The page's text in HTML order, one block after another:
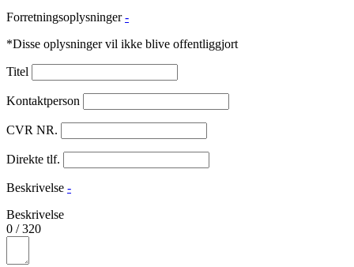
Forretningsoplysninger -
*Disse oplysninger vil ikke blive offentliggjort
Titel
Kontaktperson
CVR NR.
Direkte tlf.
Beskrivelse -
Beskrivelse
0 /320